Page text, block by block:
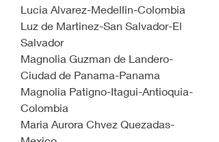
Lucia Alvarez-Medellin-Colombia
Luz de Martinez-San Salvador-El
Salvador
Magnolia Guzman de Landero-
Ciudad de Panama-Panama
Magnolia Patigno-Itagui-Antioquia-
Colombia
Maria Aurora Chvez Quezadas-